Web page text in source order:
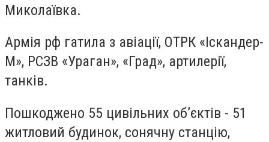
Миколаївка.
Армія рф гатила з авіації, ОТРК «Іскандер-
М», РСЗВ «Ураган», «Град», артилерії,
танків.
Пошкоджено 55 цивільних об’єктів - 51
житловий будинок, сонячну станцію,